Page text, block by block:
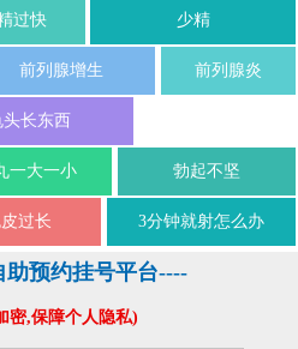
过快 少精
前列腺增生 前列腺炎
头长东西
一大一小 勃起不坚
过长 3分钟就射怎么办
助预约挂号平台----
密,保障个人隐私)